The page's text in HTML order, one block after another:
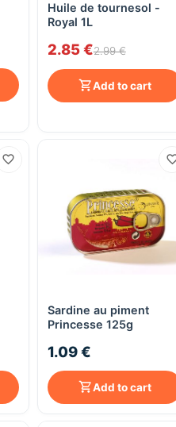
Quick View
Huile de tournesol -
Royal 1L
2.85 €2.99 €
Add to cart
Quick View
Sardine au piment
Princesse 125g
1.09 €
Add to cart